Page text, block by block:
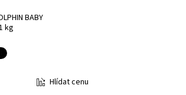
BABY
kg
Hlídat cenu